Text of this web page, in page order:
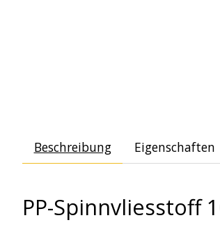
Beschreibung Eigenschaften
PP-Spinnvliesstoff